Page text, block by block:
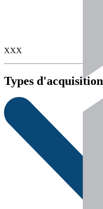
XXX
Types d'acquisition